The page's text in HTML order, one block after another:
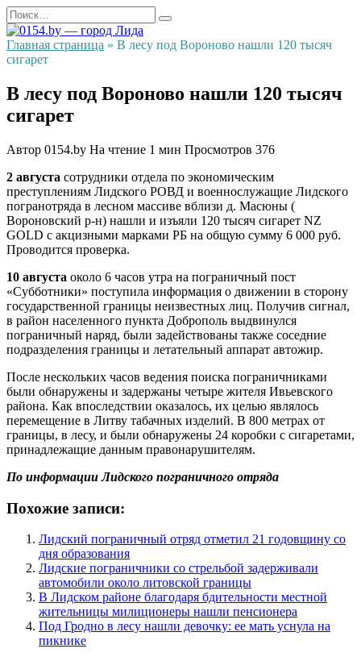
Перейти
к
содержанию
Search
for:
Главная страница » В лесу под Вороново нашли 120 тысяч
сигарет
В лесу под Вороново нашли 120 тысяч
сигарет
Автор 0154.by На чтение 1 мин Просмотров 376
2 августа сотрудники отдела по экономическим
преступлениям Лидского РОВД и военнослужащие Лидского
погранотряда в лесном массиве вблизи д. Масюны (
Вороновский р-н) нашли и изъяли 120 тысяч сигарет NZ
GOLD с акцизными марками РБ на общую сумму 6 000 руб.
Проводится проверка.
10 августа около 6 часов утра на пограничный пост
«Субботники» поступила информация о движении в сторону
государственной границы неизвестных лиц. Получив сигнал,
в район населенного пункта Доброполь выдвинулся
пограничный наряд, были задействованы также соседние
подразделения границы и летательный аппарат автожир.
После нескольких часов ведения поиска пограничниками
были обнаружены и задержаны четыре жителя Ивьевского
района. Как впоследствии оказалось, их целью являлось
перемещение в Литву табачных изделий. В 800 метрах от
границы, в лесу, и были обнаружены 24 коробки с сигаретами,
принадлежащие данным правонарушителям.
По информации Лидского пограничного отряда
Похожие записи:
Лидский пограничный отряд отметил 21 годовщину со
дня образования
Лидские пограничники со стрельбой задерживали
автомобили около литовской границы
В Лидском районе благодаря бдительности местной
жительницы милиционеры нашли пенсионера
Под Гродно в лесу нашли девочку: ее мать уснула на
пикнике